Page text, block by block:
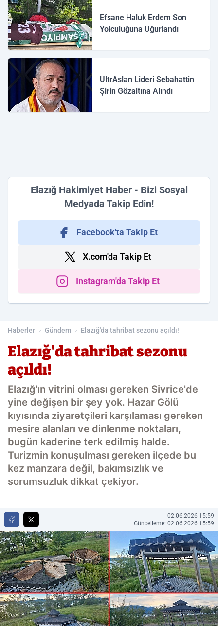
Efsane Haluk Erdem Son
Yolculuğuna Uğurlandı
UltrAslan Lideri Sebahattin
Şirin Gözaltına Alındı
Elazığ Hakimiyet Haber - Bizi Sosyal
Medyada Takip Edin!
Facebook'ta Takip Et
X.com'da Takip Et
Instagram'da Takip Et
Haberler Gündem Elazığ'da tahribat sezonu açıldı!
Elazığ'da tahribat sezonu
açıldı!
Elazığ'ın vitrini olması gereken Sivrice'de
yine değişen bir şey yok. Hazar Gölü
kıyısında ziyaretçileri karşılaması gereken
mesire alanları ve dinlenme noktaları,
bugün kaderine terk edilmiş halde.
Turizmin konuşulması gereken ilçede bu
kez manzara değil, bakımsızlık ve
sorumsuzluk dikkat çekiyor.
02.06.2026 15:59
Güncelleme: 02.06.2026 15:59